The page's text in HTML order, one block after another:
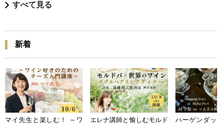
すべて見る
新着
マイ先生と楽しむ！ ～ワ
エレナ講師と愉しむモルド
ハーゲンダッ